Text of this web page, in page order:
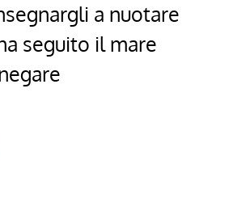
a nuotare
seguito il mare